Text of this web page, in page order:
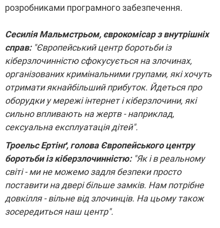
розробниками програмного забезпечення.
Сесилія Мальмстрьом, єврокомісар з внутрішніх
справ:"Європейський центр боротьби із
кіберзлочинністю сфокусується на злочинах,
організованих кримінальними групами, які хочуть
отримати якнайбільший прибуток. Йдеться про
оборудки у мережі інтернет і кіберзлочини, які
сильно впливають на жертв - наприклад,
сексуальна експлуатація дітей".
Троельс Ертінґ, голова Європейського центру
боротьби із кіберзлочинністю:"Як і в реальному
світі - ми не можемо задля безпеки просто
поставити на двері більше замків. Нам потрібне
довкілля - вільне від злочинців. На цьому також
зосередиться наш центр".